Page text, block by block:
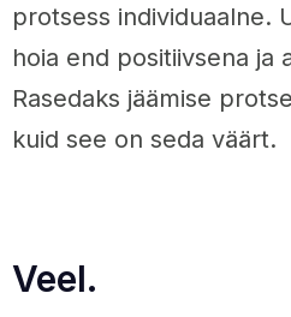
protsess individuaalne.
hoia end positiivsena ja
Rasedaks jäämise
kuid see on seda väärt.
Veel.